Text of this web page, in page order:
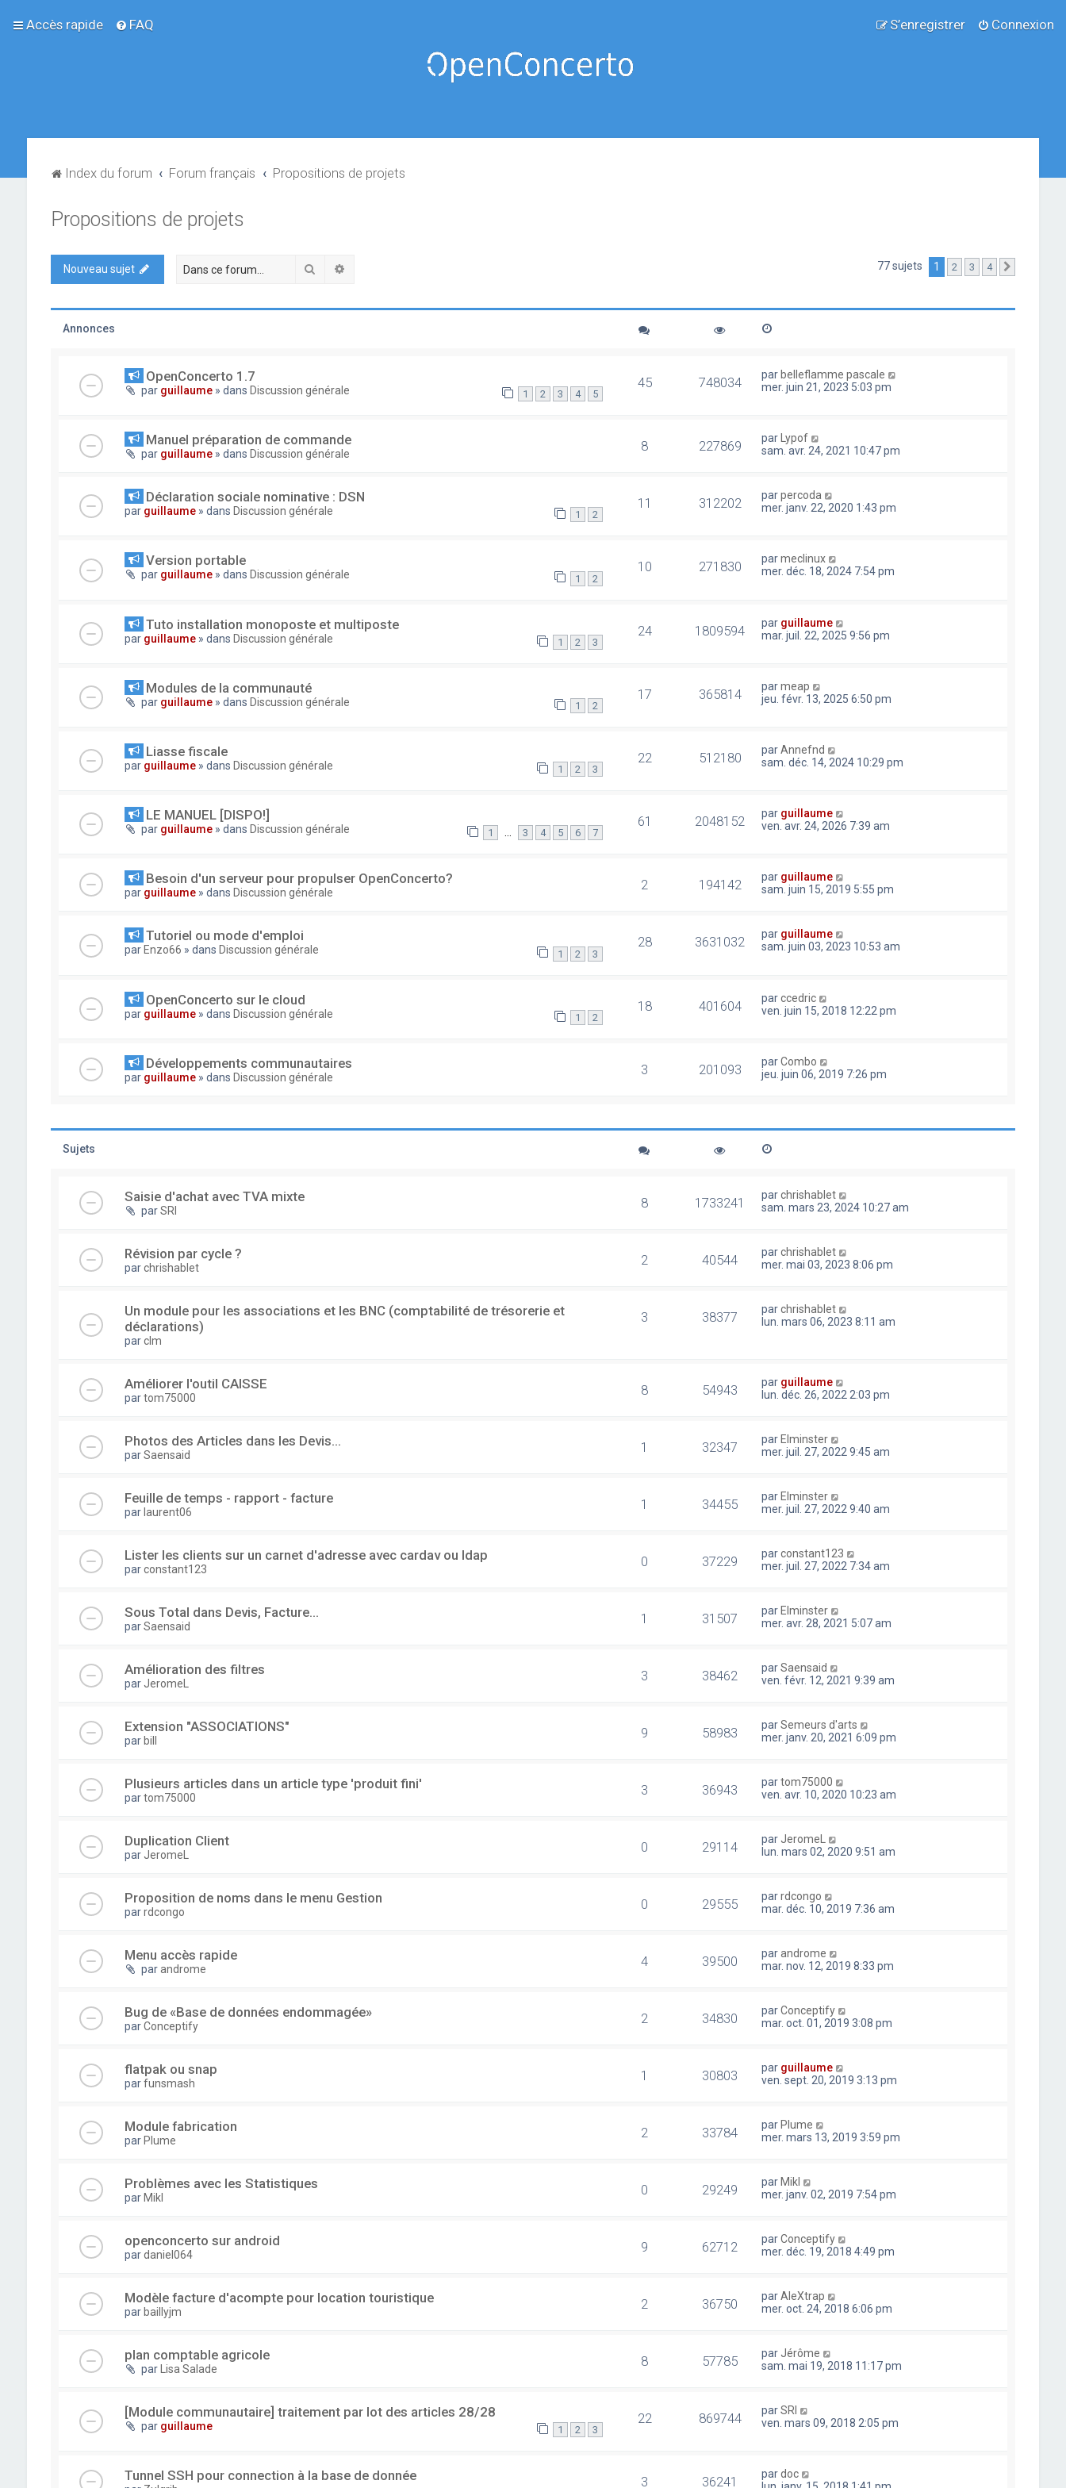
Accès rapide FAQ Connexion
S’enregistrer
Index du forum Forum français Propositions de projets
Propositions de projets
Nouveau sujet Rechercher 77 sujets 1 2 3 4
Annonces
OpenConcerto 1.7
par guillaume » dans Discussion générale 1 2 3 4 5
45 748034 par belleflamme pascale
mer. juin 21, 2023 5:03 pm
Manuel préparation de commande
par guillaume » dans Discussion générale 8 227869 par Lypof
sam. avr. 24, 2021 10:47 pm
Déclaration sociale nominative : DSN
par guillaume » dans Discussion générale 1 2
11 312202 parpercoda
mer. janv. 22, 2020 1:43 pm
Version portable
par guillaume » dans Discussion générale 1 2
10 271830 parmeclinux
mer. déc. 18, 2024 7:54 pm
Tuto installation monoposte et multiposte
par guillaume » dans Discussion générale 1 2 3
24 1809594 par guillaume
mar. juil. 22, 2025 9:56 pm
Modules de la communauté
par guillaume » dans Discussion générale 1 2
17 365814 parmeap
jeu. févr. 13, 2025 6:50 pm
Liasse fiscale
par guillaume » dans Discussion générale 1 2 3
22 512180 parAnnefnd
sam. déc. 14, 2024 10:29 pm
LE MANUEL [DISPO!]
par guillaume » dans Discussion générale 1 … 3 4 5 6 7
61 2048152 par guillaume
ven. avr. 24, 2026 7:39 am
Besoin d'un serveur pour propulser OpenConcerto?
par guillaume » dans Discussion générale 2 194142 par guillaume
sam. juin 15, 2019 5:55 pm
Tutoriel ou mode d'emploi
par Enzo66 » dans Discussion générale 1 2 3
28 3631032 par guillaume
sam. juin 03, 2023 10:53 am
OpenConcerto sur le cloud
par guillaume » dans Discussion générale 1 2
18 401604 parccedric
ven. juin 15, 2018 12:22 pm
Développements communautaires
par guillaume » dans Discussion générale 3 201093 parCombo
jeu. juin 06, 2019 7:26 pm
Sujets
Saisie d'achat avec TVA mixte
parSRI 8 1733241 parchrishablet
sam. mars 23, 2024 10:27 am
Révision par cycle ?
parchrishablet 2 40544 parchrishablet
mer. mai 03, 2023 8:06 pm
Un module pour les associations et les BNC (comptabilité de trésorerie et
déclarations)
parclm
3 38377 parchrishablet
lun. mars 06, 2023 8:11 am
Améliorer l'outil CAISSE
partom75000 8 54943 par guillaume
lun. déc. 26, 2022 2:03 pm
Photos des Articles dans les Devis...
parSaensaid 1 32347 par Elminster
mer. juil. 27, 2022 9:45 am
Feuille de temps - rapport - facture
par laurent06 1 34455 par Elminster
mer. juil. 27, 2022 9:40 am
Lister les clients sur un carnet d'adresse avec cardav ou ldap
parconstant123 0 37229 parconstant123
mer. juil. 27, 2022 7:34 am
Sous Total dans Devis, Facture...
parSaensaid 1 31507 par Elminster
mer. avr. 28, 2021 5:07 am
Amélioration des filtres
par JeromeL 3 38462 parSaensaid
ven. févr. 12, 2021 9:39 am
Extension "ASSOCIATIONS"
par bill 9 58983 parSemeurs d'arts
mer. janv. 20, 2021 6:09 pm
Plusieurs articles dans un article type 'produit fini'
partom75000 3 36943 partom75000
ven. avr. 10, 2020 10:23 am
Duplication Client
par JeromeL 0 29114 par JeromeL
lun. mars 02, 2020 9:51 am
Proposition de noms dans le menu Gestion
parrdcongo 0 29555 parrdcongo
mar. déc. 10, 2019 7:36 am
Menu accès rapide
parandrome 4 39500 parandrome
mar. nov. 12, 2019 8:33 pm
Bug de «Base de données endommagée»
parConceptify 2 34830 parConceptify
mar. oct. 01, 2019 3:08 pm
flatpak ou snap
parfunsmash 1 30803 par guillaume
ven. sept. 20, 2019 3:13 pm
Module fabrication
par Plume 2 33784 par Plume
mer. mars 13, 2019 3:59 pm
Problèmes avec les Statistiques
par Mikl 0 29249 par Mikl
mer. janv. 02, 2019 7:54 pm
openconcerto sur android
pardaniel064 9 62712 parConceptify
mer. déc. 19, 2018 4:49 pm
Modèle facture d'acompte pour location touristique
par baillyjm 2 36750 parAleXtrap
mer. oct. 24, 2018 6:06 pm
plan comptable agricole
par Lisa Salade 8 57785 par Jérôme
sam. mai 19, 2018 11:17 pm
[Module communautaire] traitement par lot des articles 28/28
par guillaume 1 2 3
22 869744 parSRI
ven. mars 09, 2018 2:05 pm
Tunnel SSH pour connection à la base de donnée 3 36241 pardoc